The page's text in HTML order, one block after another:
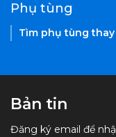
Phụ tùng
Tìm phụ tùng
Bản tin
Đăng ký email để